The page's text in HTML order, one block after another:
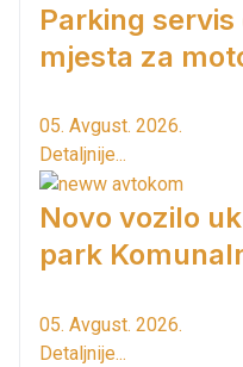
Parking
mjesta za
05. Avgust. 2026.
Detaljnije...
Novo vozilo
park
05. Avgust. 2026.
Detaljnije...